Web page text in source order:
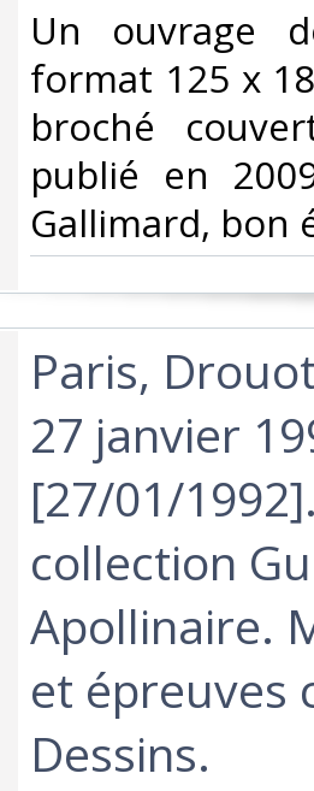
‎Un ouvrage
format 125 x
broché
publié en
Gallimard, bon
‎Paris,
27 janvier
[27/01/
collection
Apollinaire.
et épreuves
Dessins.‎